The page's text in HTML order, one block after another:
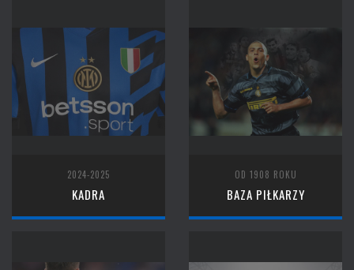
2024-2025
KADRA
OD 1908 ROKU
BAZA PIŁKARZY